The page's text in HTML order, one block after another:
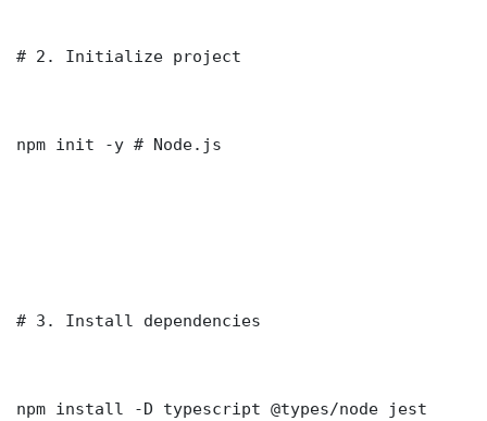
# 2. Initialize project
npm init -y # Node.js
# 3. Install dependencies
npm install -D typescript @types/node jest